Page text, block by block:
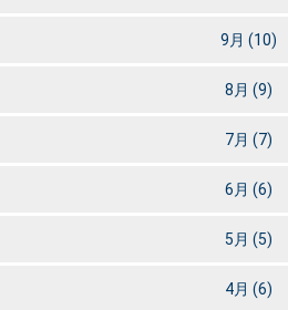
9月 (10)
8月 (9)
7月 (7)
6月 (6)
5月 (5)
4月 (6)